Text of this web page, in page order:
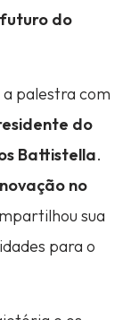
do
a palestra com
do
Battistella.
no
sua
para o